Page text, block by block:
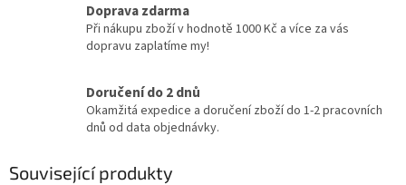
Doprava zdarma
Při nákupu zboží v hodnotě 1000 Kč a více za vás
dopravu zaplatíme my!
Doručení do 2 dnů
Okamžitá expedice a doručení zboží do 1-2 pracovních
dnů od data objednávky.
Související produkty